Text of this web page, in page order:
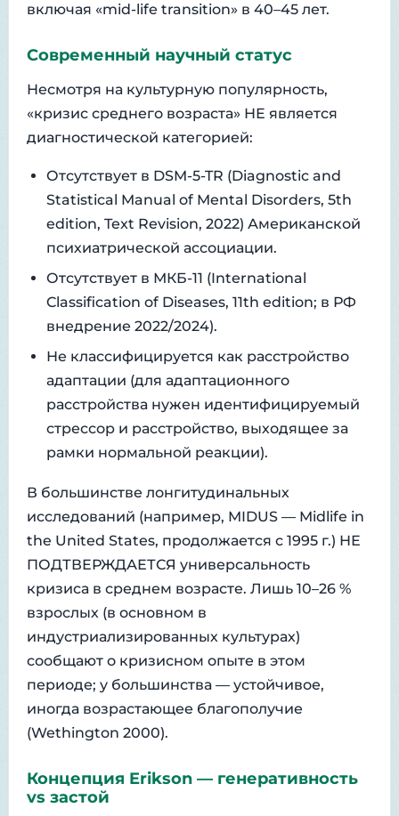
включая «mid-life transition» в 40–45 лет.
Современный научный статус
Несмотря на культурную популярность,
«кризис среднего возраста» НЕ является
диагностической категорией:
Отсутствует в DSM-5-TR (Diagnostic and
Statistical Manual of Mental Disorders, 5th
edition, Text Revision, 2022) Американской
психиатрической ассоциации.
Отсутствует в МКБ-11 (International
Classification of Diseases, 11th edition; в РФ
внедрение 2022/2024).
Не классифицируется как расстройство
адаптации (для адаптационного
расстройства нужен идентифицируемый
стрессор и расстройство, выходящее за
рамки нормальной реакции).
В большинстве лонгитудинальных
исследований (например, MIDUS — Midlife in
the United States, продолжается с 1995 г.) НЕ
ПОДТВЕРЖДАЕТСЯ универсальность
кризиса в среднем возрасте. Лишь 10–26 %
взрослых (в основном в
индустриализированных культурах)
сообщают о кризисном опыте в этом
периоде; у большинства — устойчивое,
иногда возрастающее благополучие
(Wethington 2000).
Концепция Erikson — генеративность
vs застой